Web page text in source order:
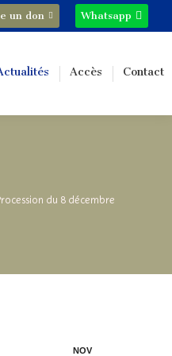
un don Whatsapp
Accès Contact
du 8 décembre
NOV